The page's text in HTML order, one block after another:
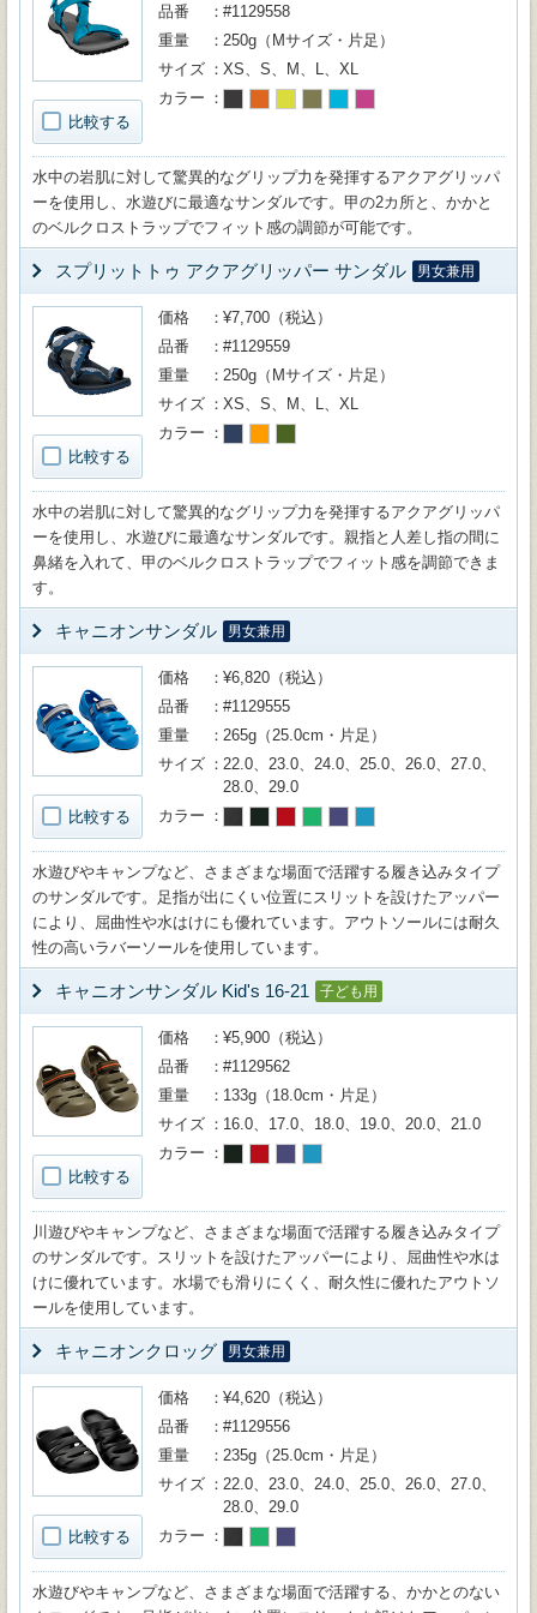
比較する
品番
#1129558
重量
250g（Mサイズ・片足）
サイズ
XS、S、M、L、XL
カラー
水中の岩肌に対して驚異的なグリップ力を発揮するアクアグリッパ
ーを使用し、水遊びに最適なサンダルです。甲の2カ所と、かかと
のベルクロストラップでフィット感の調節が可能です。
スプリットトゥ アクアグリッパー サンダル 男女兼用
比較する
価格
¥7,700（税込）
品番
#1129559
重量
250g（Mサイズ・片足）
サイズ
XS、S、M、L、XL
カラー
水中の岩肌に対して驚異的なグリップ力を発揮するアクアグリッパ
ーを使用し、水遊びに最適なサンダルです。親指と人差し指の間に
鼻緒を入れて、甲のベルクロストラップでフィット感を調節できま
す。
キャニオンサンダル 男女兼用
比較する
価格
¥6,820（税込）
品番
#1129555
重量
265g（25.0cm・片足）
サイズ
22.0、23.0、24.0、25.0、26.0、27.0、
28.0、29.0
カラー
水遊びやキャンプなど、さまざまな場面で活躍する履き込みタイプ
のサンダルです。足指が出にくい位置にスリットを設けたアッパー
により、屈曲性や水はけにも優れています。アウトソールには耐久
性の高いラバーソールを使用しています。
キャニオンサンダル Kid's 16-21 子ども用
比較する
価格
¥5,900（税込）
品番
#1129562
重量
133g（18.0cm・片足）
サイズ
16.0、17.0、18.0、19.0、20.0、21.0
カラー
川遊びやキャンプなど、さまざまな場面で活躍する履き込みタイプ
のサンダルです。スリットを設けたアッパーにより、屈曲性や水は
けに優れています。水場でも滑りにくく、耐久性に優れたアウトソ
ールを使用しています。
キャニオンクロッグ 男女兼用
比較する
価格
¥4,620（税込）
品番
#1129556
重量
235g（25.0cm・片足）
サイズ
22.0、23.0、24.0、25.0、26.0、27.0、
28.0、29.0
カラー
水遊びやキャンプなど、さまざまな場面で活躍する、かかとのない